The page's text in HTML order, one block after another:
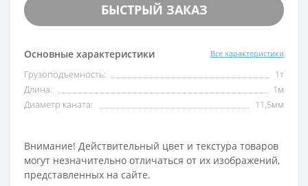
БЫСТРЫЙ ЗАКАЗ
Основные характеристики Все характеристики
Грузоподъемность:
1т
Длина:
1м
Диаметр каната:
11,5мм
Внимание! Действительный цвет и текстура товаров
могут незначительно отличаться от их изображений,
представленных на сайте.